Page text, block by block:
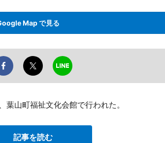
Map で見る
山町福祉文化会館で行われた。
記事を読む